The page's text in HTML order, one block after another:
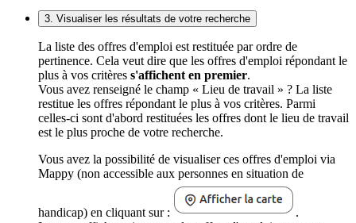
3. Visualiser les résultats de votre recherche
La liste des offres d'emploi est restituée par ordre de
pertinence. Cela veut dire que les offres d'emploi répondant le
plus à vos critères s'affichent en premier.
Vous avez renseigné le champ « Lieu de travail » ? La liste
restitue les offres répondant le plus à vos critères. Parmi
celles-ci sont d'abord restituées les offres dont le lieu de travail
est le plus proche de votre recherche.
Vous avez la possibilité de visualiser ces offres d'emploi via
Mappy (non accessible aux personnes en situation de
handicap) en cliquant sur :
.